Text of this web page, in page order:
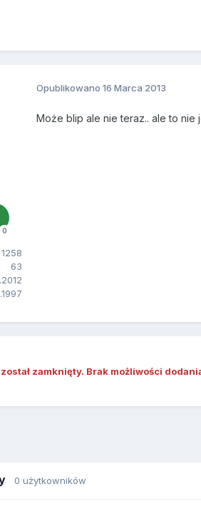
0
1258
63
Opublikowano 16 Marca 2013
Może blip ale nie teraz.. ale to nie
zamknięty. Brak możliwości
0 użytkowników